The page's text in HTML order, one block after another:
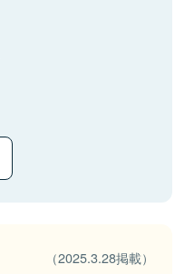
（2025.3.28掲載）